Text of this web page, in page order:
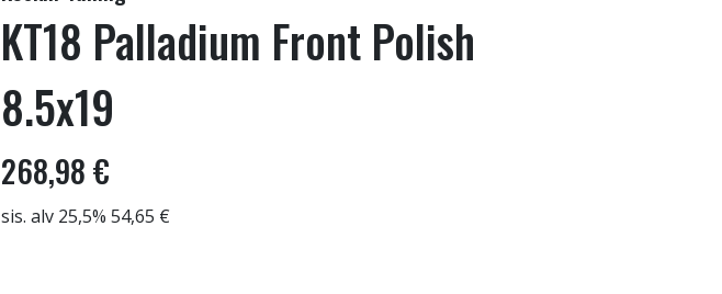
KT18 Palladium Front Polish
8.5x19
268,98 €
sis. alv 25,5% 54,65 €